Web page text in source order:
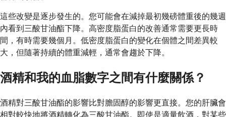
這些改變是逐步發生的。您可能會在減掉最初幾磅體重後的幾週
內看到三酸甘油酯下降。高密度脂蛋白的改善通常需要更長時
間，有時需要幾個月。低密度脂蛋白的變化在個體之間差異較
大，但隨著持續的體重減輕，通常會趨於下降。
酒精和我的血脂數字之間有什麼關係？
酒精對三酸甘油酯的影響比對膽固醇的影響更直接。您的肝臟會
相對較快地將酒精轉化為三酸甘油酯。即使是適量飲酒，對某些